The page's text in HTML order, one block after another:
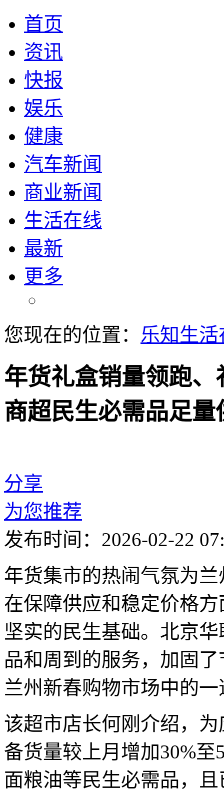
首页
资讯
快报
娱乐
健康
汽车新闻
商业新闻
生活在线
最新
更多
您现在的位置： 乐知生活
年货礼盒销量领跑
商超民生必需品足量
分享
为您推荐
发布时间：2026-02-22
年货集市的热闹气氛为
在保障供应和稳定价格
坚实的民生基础。北京
品和周到的服务，加固
兰州新春购物市场中的
该超市店长何刚介绍，
备货量较上月增加30%
面粮油等民生必需品，